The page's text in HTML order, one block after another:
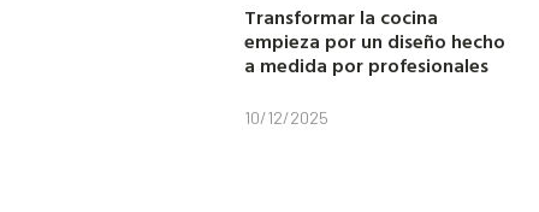
Transformar la cocina
empieza por un diseño hecho
a medida por profesionales
10/12/2025